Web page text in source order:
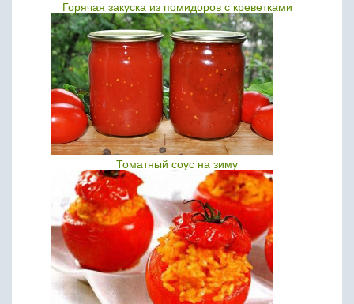
Горячая закуска из помидоров с креветками
Томатный соус на зиму